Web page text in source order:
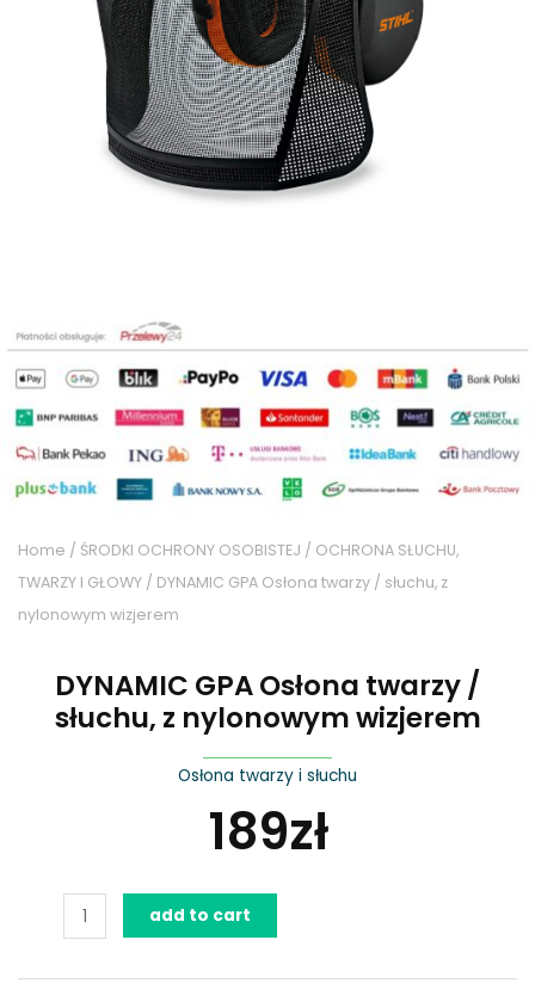
Home / ŚRODKI OCHRONY OSOBISTEJ / OCHRONA SŁUCHU,
TWARZY I GŁOWY / DYNAMIC GPA Osłona twarzy / słuchu, z
nylonowym wizjerem
DYNAMIC GPA Osłona twarzy /
słuchu, z nylonowym wizjerem
Osłona twarzy i słuchu
189zł
DYNAMIC
add to cart